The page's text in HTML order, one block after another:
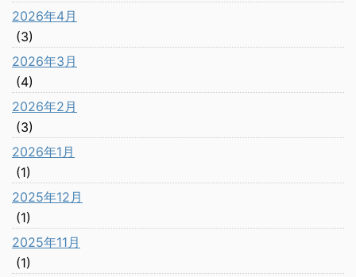
2026年4月
(3)
2026年3月
(4)
2026年2月
(3)
2026年1月
(1)
2025年12月
(1)
2025年11月
(1)